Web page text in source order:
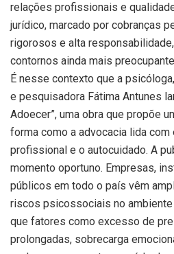
relações profissionais e
jurídico, marcado por cobranças
rigorosos e alta
contornos ainda mais
É nesse contexto que a
e pesquisadora Fátima Antunes
Adoecer”, uma obra que propõe
forma como a advocacia lida
profissional e o autocuidado. A
momento oportuno. Empresas,
públicos em todo o país vêm
riscos psicossociais no ambiente
que fatores como excesso de
prolongadas, sobrecarga